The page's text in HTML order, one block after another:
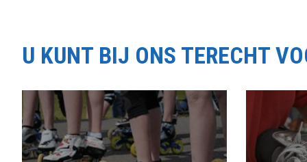
U KUNT BIJ ONS TERECHT